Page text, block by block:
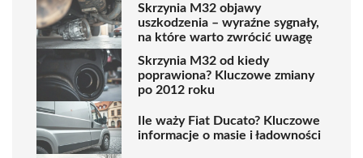
Skrzynia M32 objawy
uszkodzenia – wyraźne sygnały,
na które warto zwrócić uwagę
Skrzynia M32 od kiedy
poprawiona? Kluczowe zmiany
po 2012 roku
Ile waży Fiat Ducato? Kluczowe
informacje o masie i ładowności